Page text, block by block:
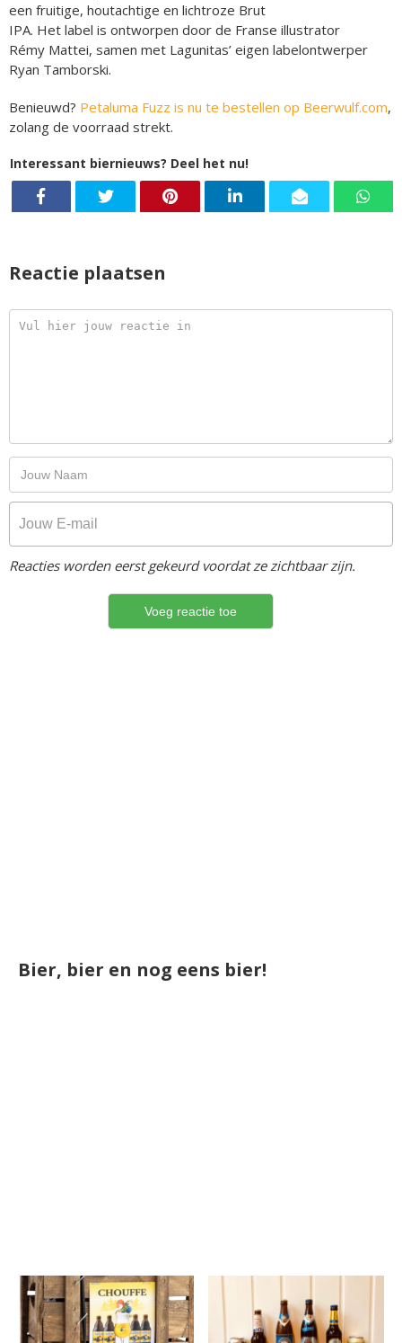
een fruitige, houtachtige en lichtroze Brut
IPA. Het label is ontworpen door de Franse illustrator
Rémy Mattei, samen met Lagunitas’ eigen labelontwerper
Ryan Tamborski.
Benieuwd? Petaluma Fuzz is nu te bestellen op Beerwulf.com,
zolang de voorraad strekt.
Interessant biernieuws? Deel het nu!
Reactie plaatsen
Reacties worden eerst gekeurd voordat ze zichtbaar zijn.
Bier, bier en nog eens bier!